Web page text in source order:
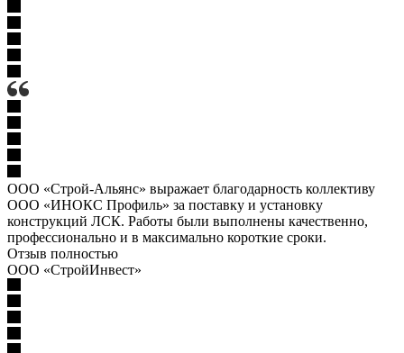
ООО «Строй-Альянс» выражает благодарность коллективу
ООО «ИНОКС Профиль» за поставку и установку
конструкций ЛСК. Работы были выполнены качественно,
профессионально и в максимально короткие сроки.
Отзыв полностью
ООО «СтройИнвест»